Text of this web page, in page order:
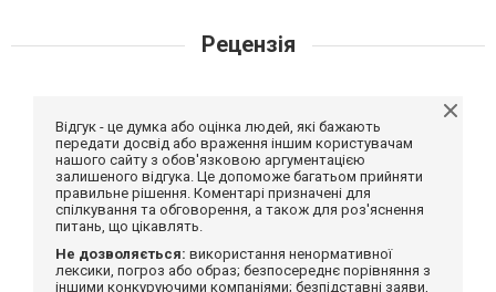
Рецензія
Відгук - це думка або оцінка людей, які бажають
передати досвід або враження іншим користувачам
нашого сайту з обов'язковою аргументацією
залишеного відгука. Це допоможе багатьом прийняти
правильне рішення. Коментарі призначені для
спілкування та обговорення, а також для роз'яснення
питань, що цікавлять.
Не дозволяється: використання ненормативної
лексики, погроз або образ; безпосереднє порівняння з
іншими конкуруючими компаніями; безпідставні заяви,